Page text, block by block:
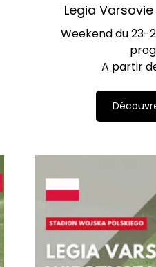
Legia
Weekend du 23-
A partir